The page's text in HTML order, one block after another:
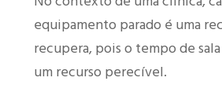
equipamento parado é uma
recupera, pois o tempo de
um recurso perecível.